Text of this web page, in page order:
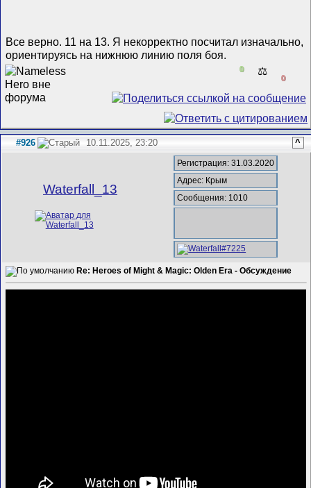
Все верно. 11 на 13. Я некорректно посчитал изначально,
ориентируясь на нижнюю линию поля боя.
0 ⚖️
0
#926 10.11.2025, 23:20 ^
Waterfall_13
Регистрация: 31.03.2020
Адрес: Крым
Сообщения: 1010
Re: Heroes of Might & Magic: Olden Era - Обсуждение